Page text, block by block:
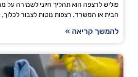
פוליש לרצפה הוא תהליך חיוני לשמירה על
הבית או המשרד. רצפות נוטות לצבור לכלוך,
להמשך קריאה »